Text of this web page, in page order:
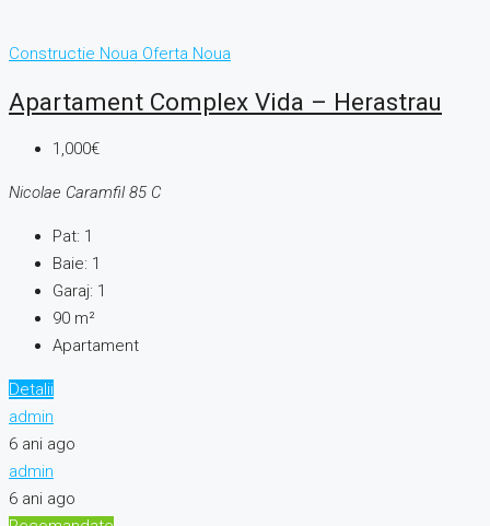
Constructie Noua Oferta Noua
Apartament Complex Vida – Herastrau
1,000€
Nicolae Caramfil 85 C
Pat: 1
Baie: 1
Garaj: 1
90 m²
Apartament
Detalii
admin
6 ani ago
admin
6 ani ago